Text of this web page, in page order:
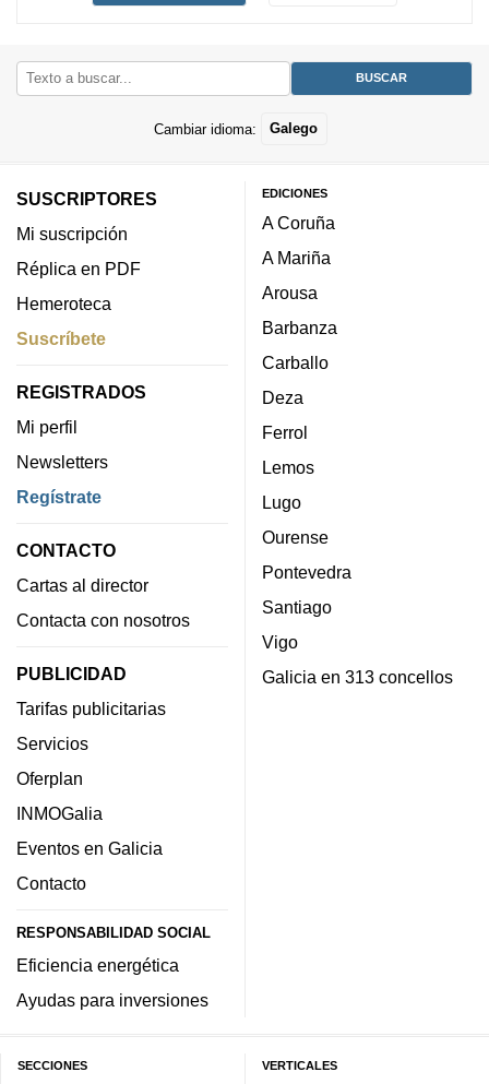
Cambiar idioma: Galego
SUSCRIPTORES
Mi suscripción
Réplica en PDF
Hemeroteca
Suscríbete
REGISTRADOS
Mi perfil
Newsletters
Regístrate
CONTACTO
Cartas al director
Contacta con nosotros
PUBLICIDAD
Tarifas publicitarias
Servicios
Oferplan
INMOGalia
Eventos en Galicia
Contacto
RESPONSABILIDAD SOCIAL
Eficiencia energética
Ayudas para inversiones
EDICIONES
A Coruña
A Mariña
Arousa
Barbanza
Carballo
Deza
Ferrol
Lemos
Lugo
Ourense
Pontevedra
Santiago
Vigo
Galicia en 313 concellos
SECCIONES VERTICALES